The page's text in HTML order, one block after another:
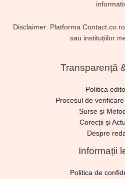
Disclaimer: Platforma
sau instituțiilor
Transparență
Politica
Procesul de
Surse și
Corecții și
Despre
Informații
Politica de